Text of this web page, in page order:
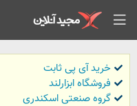
خرید آی پی ثابت
فروشگاه ابزارلند
گروه صنعتی اسکندری